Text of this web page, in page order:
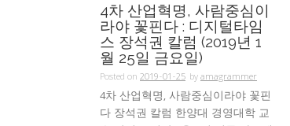
4차 산업혁명, 사람중심이
라야 꽃핀다 : 디지털타임
스 장석권 칼럼 (2019년 1
월 25일 금요일)
Posted on 2019-01-25 byamagrammer
4차 산업혁명, 사람중심이라야 꽃핀
다 장석권 칼럼 한양대 경영대학 교